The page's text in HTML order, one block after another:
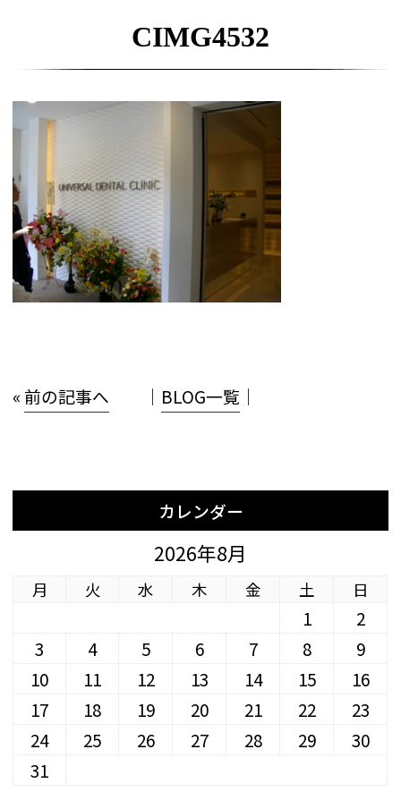
CIMG4532
« 前の記事へ │ BLOG一覧 │
カレンダー
2026年8月
月 火 水 木 金 土 日
1
2
3
4 5 6 7 8
9
10
11 12 13 14 15
16
17
18 19 20 21 22
23
24
25 26 27 28 29
30
31